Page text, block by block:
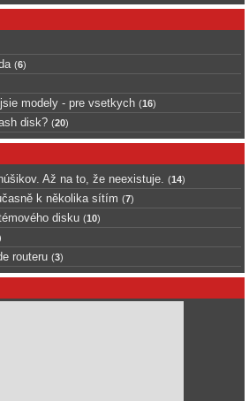
(6)
modely - pre vsetkych (16)
disk? (20)
Až na to, že neexistuje. (14)
k několika sítím (7)
disku (10)
routeru (3)